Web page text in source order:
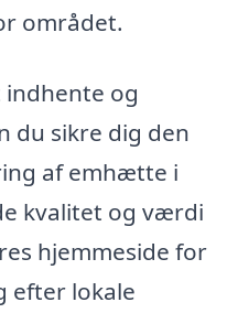
området.
og
du sikre dig den
af emhætte i
kvalitet og værdi
hjemmeside for
efter lokale